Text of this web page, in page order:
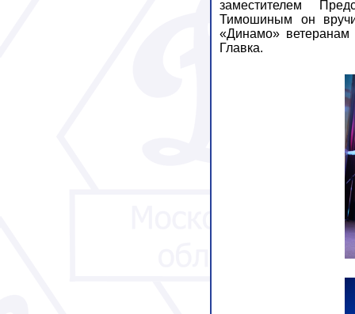
заместителем
Тимошиным он
«Динамо» ветеранам
Главка.